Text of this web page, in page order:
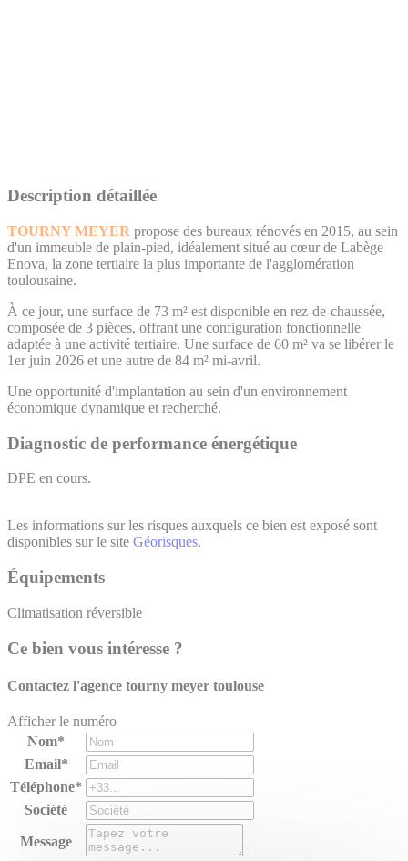
Description détaillée
TOURNY MEYER propose des bureaux rénovés en 2015, au sein
d'un immeuble de plain-pied, idéalement situé au cœur de Labège
Enova, la zone tertiaire la plus importante de l'agglomération
toulousaine.
À ce jour, une surface de 73 m² est disponible en rez-de-chaussée,
composée de 3 pièces, offrant une configuration fonctionnelle
adaptée à une activité tertiaire. Une surface de 60 m² va se libérer le
1er juin 2026 et une autre de 84 m² mi-avril.
Une opportunité d'implantation au sein d'un environnement
économique dynamique et recherché.
Diagnostic de performance énergétique
DPE en cours.
Les informations sur les risques auxquels ce bien est exposé sont
disponibles sur le site Géorisques.
Équipements
Climatisation réversible
Ce bien vous intéresse ?
Contactez l'agence tourny meyer toulouse
Afficher le numéro
Nom*
Email*
Téléphone*
Société
Message